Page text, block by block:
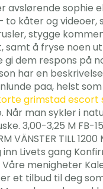
avslørende sophie
to kåter og videoer,
stygge
å fryse noen
gi dem respons på
har en
paa, helst
grimstad escort
Når man sykler i
3,00-3,25 M FB-
VÄNSTER TILL 1200
inn Livets gang
menigheter
et tilbud til deg